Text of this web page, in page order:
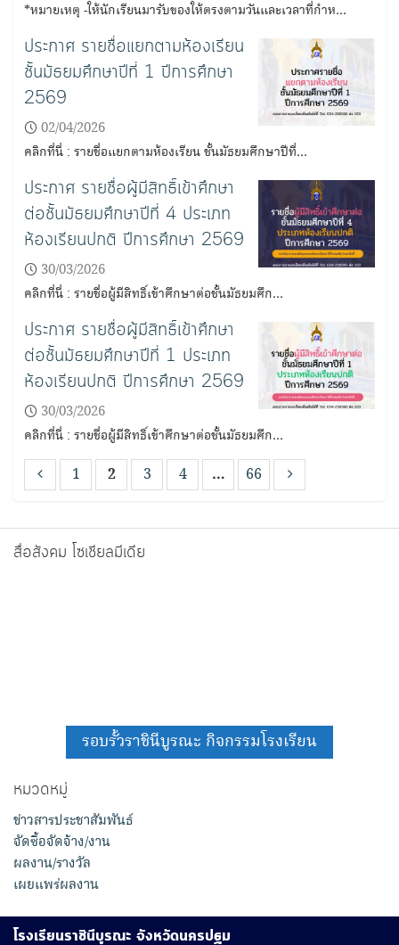
*หมายเหตุ -ให้นักเรียนมารับของให้ตรงตามวันและเวลาที่กำห…
ประกาศ รายชื่อแยกตามห้องเรียน
ชั้นมัธยมศึกษาปีที่ 1 ปีการศึกษา
2569
02/04/2026
คลิกที่นี่ : รายชื่อแยกตามห้องเรียน ชั้นมัธยมศึกษาปีที่…
ประกาศ รายชื่อผู้มีสิทธิ์เข้าศึกษา
ต่อชั้นมัธยมศึกษาปีที่ 4 ประเภท
ห้องเรียนปกติ ปีการศึกษา 2569
30/03/2026
คลิกที่นี่ : รายชื่อผู้มีสิทธิ์เข้าศึกษาต่อชั้นมัธยมศึก…
ประกาศ รายชื่อผู้มีสิทธิ์เข้าศึกษา
ต่อชั้นมัธยมศึกษาปีที่ 1 ประเภท
ห้องเรียนปกติ ปีการศึกษา 2569
30/03/2026
คลิกที่นี่ : รายชื่อผู้มีสิทธิ์เข้าศึกษาต่อชั้นมัธยมศึก…
1 2 3 4 … 66
สื่อสังคม โซเชียลมีเดีย
รอบรั้วราชินีบูรณะ กิจกรรมโรงเรียน
หมวดหมู่
ข่าวสารประชาสัมพันธ์
จัดซื้อจัดจ้าง/งาน
ผลงาน/รางวัล
เผยแพร่ผลงาน
โรงเรียนราชินีบูรณะ จังหวัดนครปฐม